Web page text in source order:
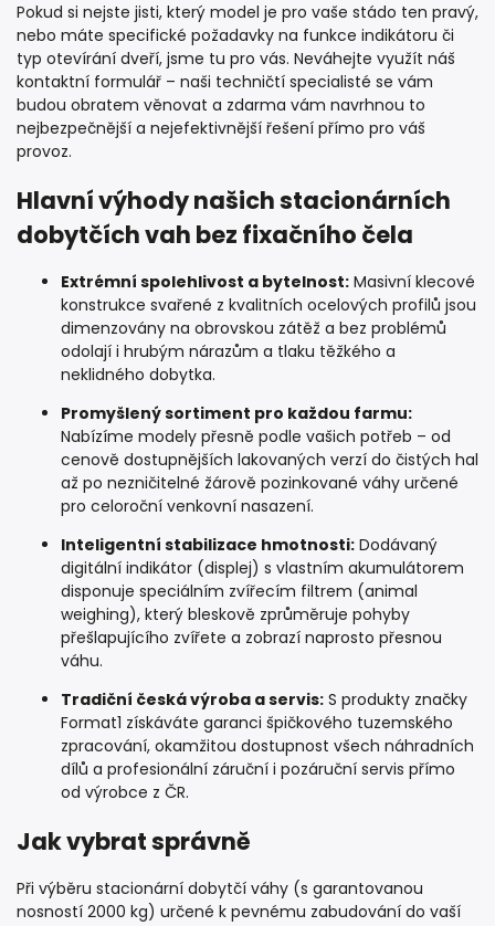
Pokud si nejste jisti, který model je pro vaše stádo ten pravý,
nebo máte specifické požadavky na funkce indikátoru či
typ otevírání dveří, jsme tu pro vás. Neváhejte využít náš
kontaktní formulář – naši techničtí specialisté se vám
budou obratem věnovat a zdarma vám navrhnou to
nejbezpečnější a nejefektivnější řešení přímo pro váš
provoz.
Hlavní výhody našich stacionárních
dobytčích vah bez fixačního čela
Extrémní spolehlivost a bytelnost: Masivní klecové
konstrukce svařené z kvalitních ocelových profilů jsou
dimenzovány na obrovskou zátěž a bez problémů
odolají i hrubým nárazům a tlaku těžkého a
neklidného dobytka.
Promyšlený sortiment pro každou farmu:
Nabízíme modely přesně podle vašich potřeb – od
cenově dostupnějších lakovaných verzí do čistých hal
až po nezničitelné žárově pozinkované váhy určené
pro celoroční venkovní nasazení.
Inteligentní stabilizace hmotnosti: Dodávaný
digitální indikátor (displej) s vlastním akumulátorem
disponuje speciálním zvířecím filtrem (animal
weighing), který bleskově zprůměruje pohyby
přešlapujícího zvířete a zobrazí naprosto přesnou
váhu.
Tradiční česká výroba a servis: S produkty značky
Format1 získáváte garanci špičkového tuzemského
zpracování, okamžitou dostupnost všech náhradních
dílů a profesionální záruční i pozáruční servis přímo
od výrobce z ČR.
Jak vybrat správně
Při výběru stacionární dobytčí váhy (s garantovanou
nosností 2000 kg) určené k pevnému zabudování do vaší